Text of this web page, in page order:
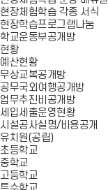
현장체험학습 각종 서식
현장학습프로그램나눔
학교운동부공개방
현황
예산현황
무상교복공개방
공무국외여행공개방
업무추진비공개방
세입세출운영현황
시설공사실명/비용공개
유치원(공립)
초등학교
중학교
고등학교